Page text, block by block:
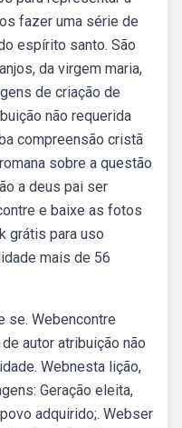
fazer uma série de
espírito santo. São
da virgem maria,
de criação de
não requerida
compreensão cristã
sobre a questão
a deus pai ser
e baixe as fotos
grátis para uso
mais de 56
se. Webencontre
autor atribuição não
Webnesta lição,
Geração eleita,
adquirido;. Webser